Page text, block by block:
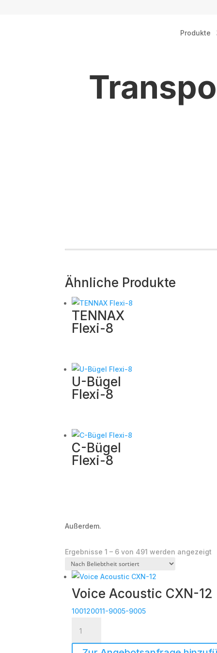
Produkte
Ähnliche Produkte
TENNAX
Flexi-8
U-Bügel
Flexi-8
C-Bügel
Flexi-8
Außerdem.
Ergebnisse 1 – 6 von 491 werden angezeigt
Voice Acoustic CXN-12
100120011-9005-9005
Acoustic
CXN-